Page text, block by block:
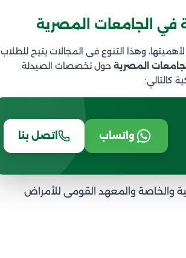
في الجامعات المصرية
وهذا التنوع فى المجالات يتيح للطلاب
المصرية حول تخصصات الصيدلة
كالتالي:
واتساب اتصل بنا
والخاصة والمعهد القومى للأمراض